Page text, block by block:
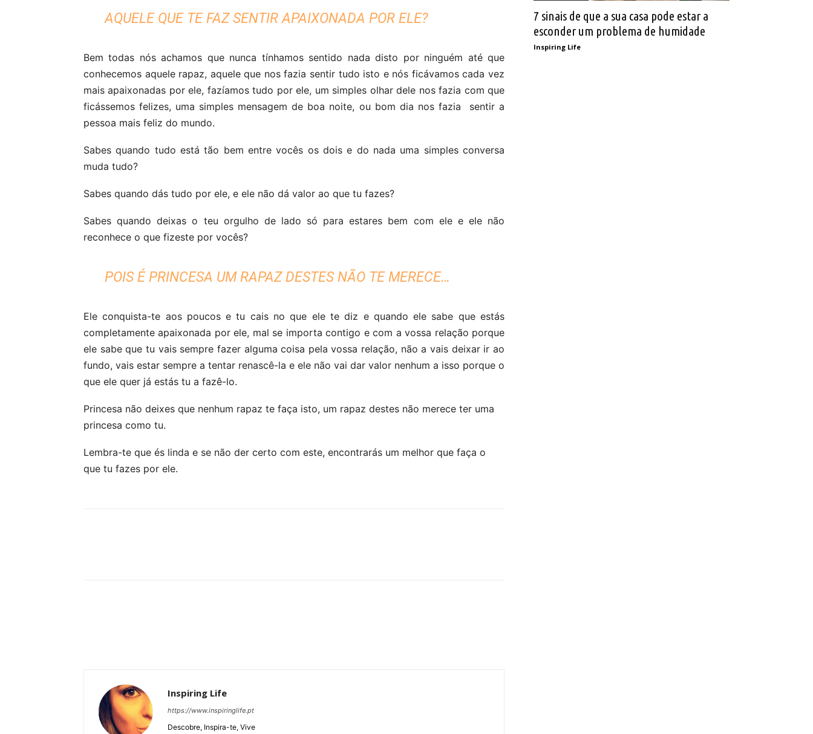
AQUELE QUE TE FAZ SENTIR APAIXONADA POR ELE?
Bem todas nós achamos que nunca tínhamos sentido nada disto por ninguém até que
conhecemos aquele rapaz, aquele que nos fazia sentir tudo isto e nós ficávamos cada vez
mais apaixonadas por ele, fazíamos tudo por ele, um simples olhar dele nos fazia com que
ficássemos felizes, uma simples mensagem de boa noite, ou bom dia nos fazia sentir a
pessoa mais feliz do mundo.
Sabes quando tudo está tão bem entre vocês os dois e do nada uma simples conversa
muda tudo?
Sabes quando dás tudo por ele, e ele não dá valor ao que tu fazes?
Sabes quando deixas o teu orgulho de lado só para estares bem com ele e ele não
reconhece o que fizeste por vocês?
POIS É PRINCESA UM RAPAZ DESTES NÃO TE MERECE…
Ele conquista-te aos poucos e tu cais no que ele te diz e quando ele sabe que estás
completamente apaixonada por ele, mal se importa contigo e com a vossa relação porque
ele sabe que tu vais sempre fazer alguma coisa pela vossa relação, não a vais deixar ir ao
fundo, vais estar sempre a tentar renascê-la e ele não vai dar valor nenhum a isso porque o
que ele quer já estás tu a fazê-lo.
Princesa não deixes que nenhum rapaz te faça isto, um rapaz destes não merece ter uma
princesa como tu.
Lembra-te que és linda e se não der certo com este, encontrarás um melhor que faça o
que tu fazes por ele.
Inspiring Life
https://www.inspiringlife.pt
Descobre, Inspira-te, Vive
7 sinais de que a sua casa pode estar a
esconder um problema de humidade
Inspiring Life